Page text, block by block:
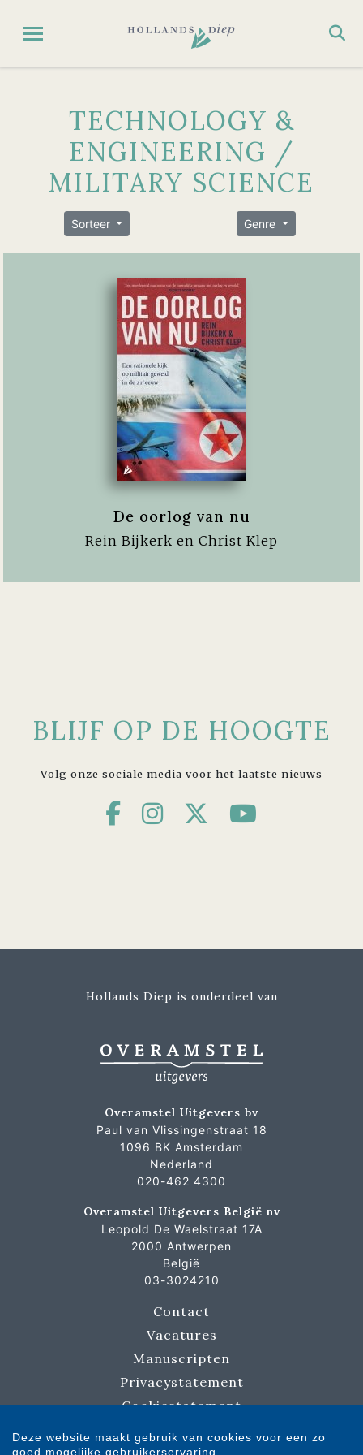
TECHNOLOGY &
ENGINEERING /
MILITARY SCIENCE
Sorteer Genre
De oorlog van nu
Rein Bijkerk en Christ Klep
BLIJF OP DE HOOGTE
Volg onze sociale media voor het laatste nieuws
Hollands Diep is onderdeel van
Overamstel Uitgevers bv
Paul van Vlissingenstraat 18
1096 BK Amsterdam
Nederland
020-462 4300
Overamstel Uitgevers België nv
Leopold De Waelstraat 17A
2000 Antwerpen
België
03-3024210
Contact
Vacatures
Manuscripten
Privacystatement
Cookiestatement
Cookie-instellingen
Deze website maakt gebruik van cookies voor een zo
goed mogelijke gebruikerservaring